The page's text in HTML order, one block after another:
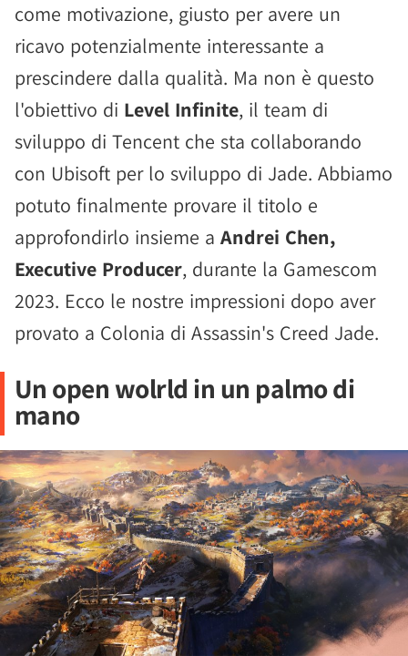
come motivazione, giusto per avere un
ricavo potenzialmente interessante a
prescindere dalla qualità. Ma non è questo
l'obiettivo di Level Infinite, il team di
sviluppo di Tencent che sta collaborando
con Ubisoft per lo sviluppo di Jade. Abbiamo
potuto finalmente provare il titolo e
approfondirlo insieme a Andrei Chen,
Executive Producer, durante la Gamescom
2023. Ecco le nostre impressioni dopo aver
provato a Colonia di Assassin's Creed Jade.
Un open wolrld in un palmo di
mano